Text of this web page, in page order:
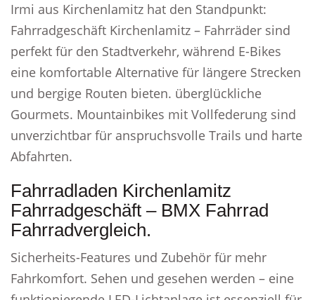
Irmi aus Kirchenlamitz hat den Standpunkt:
Fahrradgeschäft Kirchenlamitz – Fahrräder sind
perfekt für den Stadtverkehr, während E-Bikes
eine komfortable Alternative für längere Strecken
und bergige Routen bieten. überglückliche
Gourmets. Mountainbikes mit Vollfederung sind
unverzichtbar für anspruchsvolle Trails und harte
Abfahrten.
Fahrradladen Kirchenlamitz
Fahrradgeschäft – BMX Fahrrad
Fahrradvergleich.
Sicherheits-Features und Zubehör für mehr
Fahrkomfort. Sehen und gesehen werden – eine